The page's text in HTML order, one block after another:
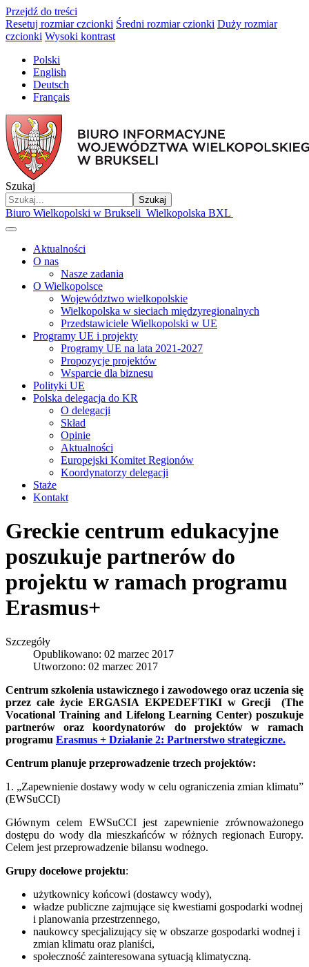
Przejdź do treści
Resetuj rozmiar czcionki Średni rozmiar czionki Duży rozmiar
czcionki Wysoki kontrast
Polski
English
Deutsch
Français
Szukaj
Szukaj
Biuro Wielkopolski w Brukseli Wielkopolska BXL
Aktualności
O nas
Nasze zadania
O Wielkopolsce
Województwo wielkopolskie
Wielkopolska w sieciach międzyregionalnych
Przedstawiciele Wielkopolski w UE
Programy UE i projekty
Programy UE na lata 2021-2027
Propozycje projektów
Wsparcie dla biznesu
Polityki UE
Polska delegacja do KR
O delegacji
Skład
Opinie
Aktualności
Europejski Komitet Regionów
Koordynatorzy delegacji
Staże
Kontakt
Greckie centrum edukacyjne
poszukuje partnerów do
projektu w ramach programu
Erasmus+
Szczegóły
Opublikowano: 02 marzec 2017
Utworzono: 02 marzec 2017
Centrum szkolenia ustawicznego i zawodowego oraz uczenia się
przez całe życie ERGASIA EKPEDEFTIKI w Grecji (The
Vocational Training and Lifelong Learning Center) poszukuje
partnerów oraz koordynatorów do projektów w ramach
programu Erasmus + Działanie 2: Partnerstwo strategiczne.
Centrum planuje przeprowadzenie trzech projektów:
1. „Zapewnienie dostawy wody w celu ograniczenia zmian klimatu”
(EWSuCCI)
Głównym celem EWSuCCI jest zapewnienie zrównoważonego
dostępu do wody dla mieszkańców w różnych regionach Europy.
Celem jest przeprowadzenie bilansu wodnego.
Grupy docelowe projektu:
użytkownicy końcowi (dostawcy wody),
władze publiczne zajmujące się kwestiami gospodarki wodnej
i planowania przestrzennego,
naukowcy specjalizujący się w obszarze gospodarki wodnej i
zmian klimatu oraz planiści,
społeczność zainteresowana sytuacją klimatyczną.